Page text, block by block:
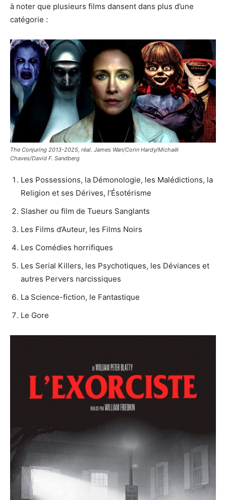
à noter que plusieurs films dansent dans plus d’une
catégorie :
The Conjuring 2013-2025, réal. James Wan/Corin Hardy/Michaël
Chaves/David F. Sandberg
Les Possessions, la Démonologie, les Malédictions, la
Religion et ses Dérives, l’Ésotérisme
Slasher ou film de Tueurs Sanglants
Les Films d’Auteur, les Films Noirs
Les Comédies horrifiques
Les Serial Killers, les Psychotiques, les Déviances et
autres Pervers narcissiques
La Science-fiction, le Fantastique
Le Gore